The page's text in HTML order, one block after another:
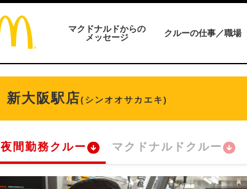
マクドナルドからの
メッセージ
クルーの仕事／職場
新大阪駅店(シンオオサカエキ)
夜間勤務クルー マクドナルドクルー